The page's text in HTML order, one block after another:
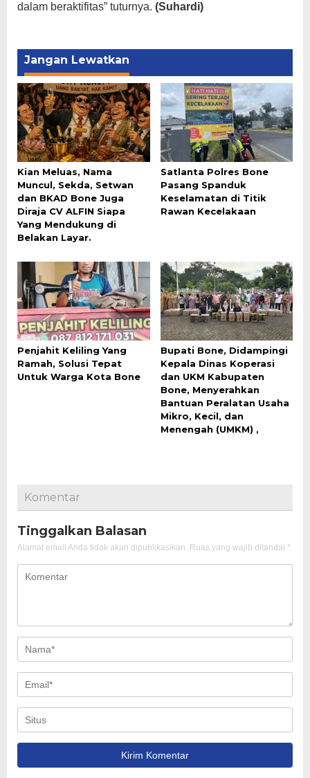
dalam beraktifitas” tuturnya. (Suhardi)
Jangan Lewatkan
Kian Meluas, Nama
Muncul, Sekda, Setwan
dan BKAD Bone Juga
Diraja CV ALFIN Siapa
Yang Mendukung di
Belakan Layar.
Satlanta Polres Bone
Pasang Spanduk
Keselamatan di Titik
Rawan Kecelakaan
Penjahit Keliling Yang
Ramah, Solusi Tepat
Untuk Warga Kota Bone
Bupati Bone, Didampingi
Kepala Dinas Koperasi
dan UKM Kabupaten
Bone, Menyerahkan
Bantuan Peralatan Usaha
Mikro, Kecil, dan
Menengah (UMKM) ,
Komentar
Tinggalkan Balasan
Alamat email Anda tidak akan dipublikasikan. Ruas yang wajib ditandai *